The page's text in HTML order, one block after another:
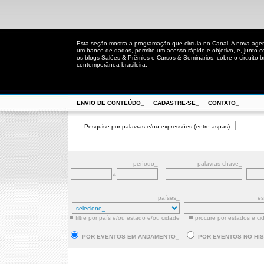
Esta seção mostra a programação que circula no Canal. A nova
um banco de dados, permite um acesso rápido e objetivo, e, junto
os blogs Salões & Prêmios e Cursos & Seminários, cobre o circuito
contemporânea brasileira.
ENVIO DE CONTEÚDO_ CADASTRE-SE_ CONTATO_
Pesquise por palavras e/ou expressões (entre aspas)
período_
palavras-chave_
a
países_
filtre por país e/ou estado e/ou cidade procure por estados e
POR EVENTOS EM ANDAMENTO_ POR EVENTOS NO